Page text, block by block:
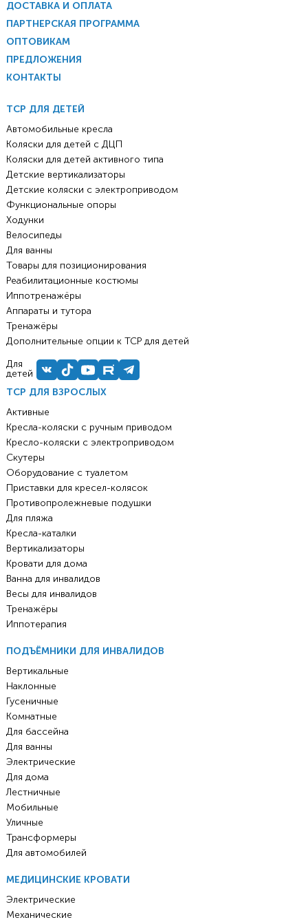
ДОСТАВКА И ОПЛАТА
ПАРТНЕРСКАЯ ПРОГРАММА
ОПТОВИКАМ
ПРЕДЛОЖЕНИЯ
КОНТАКТЫ
ТСР ДЛЯ ВЗРОСЛЫХ
Активные
Кресла-коляски с ручным приводом
Кресло-коляски с электроприводом
Скутеры
Оборудование с туалетом
Приставки для кресел-колясок
Противопролежневые подушки
Для пляжа
Кресла-каталки
Вертикализаторы
Кровати для дома
Ванна для инвалидов
Весы для инвалидов
Тренажёры
Иппотерапия
ПОДЪЁМНИКИ ДЛЯ ИНВАЛИДОВ
Вертикальные
Наклонные
Гусеничные
Комнатные
Для бассейна
Для ванны
Электрические
Для дома
Лестничные
Мобильные
Уличные
Трансформеры
Для автомобилей
МЕДИЦИНСКИЕ КРОВАТИ
Электрические
Механические
ТСР ДЛЯ ДЕТЕЙ
Автомобильные кресла
Коляски для детей с ДЦП
Коляски для детей активного типа
Детские вертикализаторы
Детские коляски с электроприводом
Функциональные опоры
Ходунки
Велосипеды
Для ванны
Товары для позиционирования
Реабилитационные костюмы
Иппотренажёры
Аппараты и тутора
Тренажёры
Дополнительные опции к ТСР для детей
Для
детей